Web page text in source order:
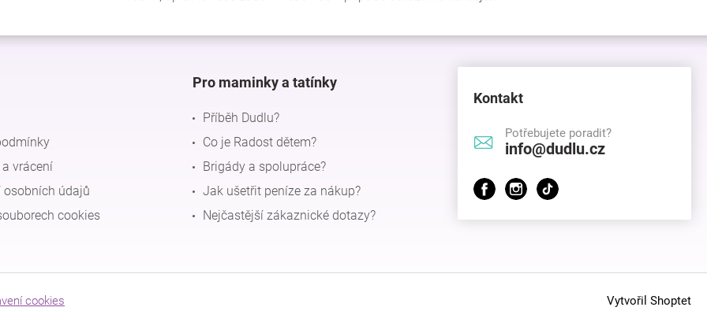
vrácení
osobních údajů
cookies
Pro maminky a tatínky
Příběh Dudlu?
Co je Radost dětem?
Brigády a spolupráce?
Jak ušetřit peníze za nákup?
Nejčastější zákaznické dotazy?
Kontakt
Potřebujete poradit?
info@dudlu.cz
Vytvořil Shoptet
cookies